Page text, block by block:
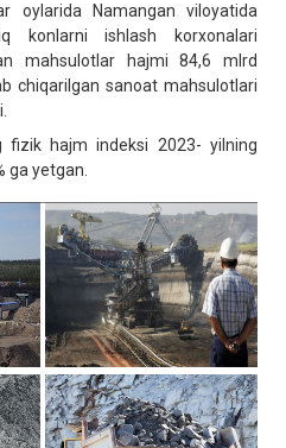
oylarida Namangan viloyatida
konlarni ishlash korxonalari
mahsulotlar hajmi 84,6 mlrd
chiqarilgan sanoat mahsulotlari
fizik hajm indeksi 2023- yilning
ga yetgan.